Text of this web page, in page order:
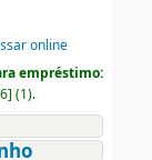
online
empréstimo:
] (1).